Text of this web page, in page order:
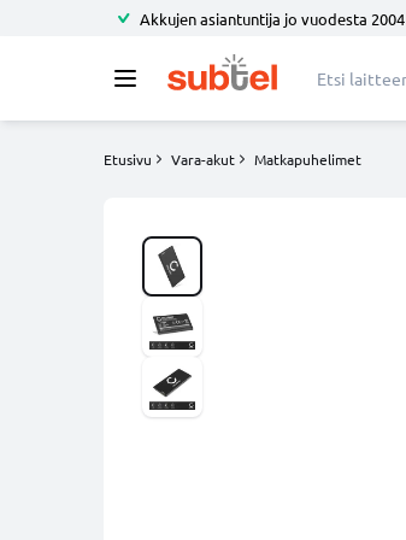
Akkujen asiantuntija jo vuodesta 2004
Etusivu Vara-akut Matkapuhelimet